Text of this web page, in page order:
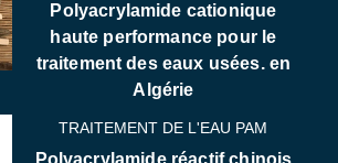
Polyacrylamide cationique
haute performance pour le
traitement des eaux usées. en
Algérie
TRAITEMENT DE L'EAU PAM